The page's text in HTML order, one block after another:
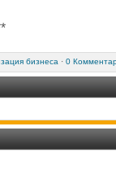
бизнеса · 0